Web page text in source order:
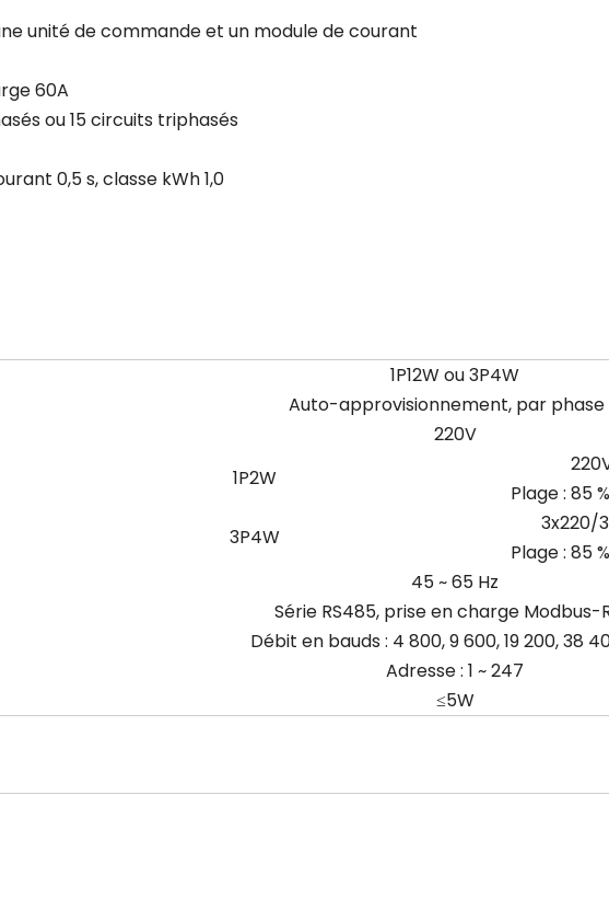
unité de commande et un module de courant
60A
ou 15 circuits triphasés
0,5 s, classe kWh 1,0
1P12W ou 3P4W
Auto-approvisionnement, par phase
220V
1P2W
Plage : 85
3P4W
3x220/
Plage : 85
45 ~ 65 Hz
Série RS485, prise en charge Modbus-
Débit en bauds : 4 800, 9 600, 19 200, 38
Adresse : 1 ~ 247
≤5W